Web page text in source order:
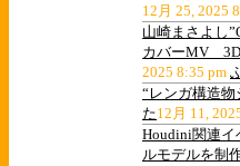
12月 25, 2025
山崎まさよし
カバーMV
2025 8:35 pm
“レンガ構造
た12月 11,
Houdini関連イ
ルモデルを制